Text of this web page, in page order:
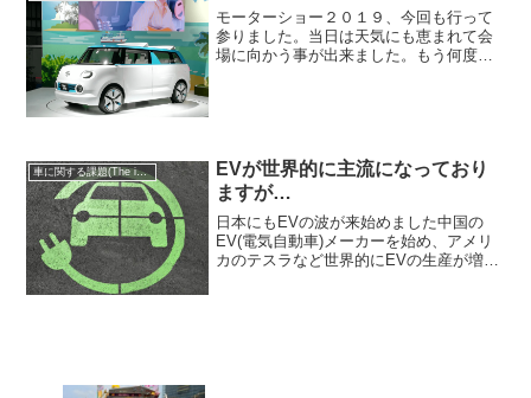
モーターショー２０１９、今回も行って
参りました。当日は天気にも恵まれて会
場に向かう事が出来ました。もう何度と
車に関する課題(The issue of cars)
EVが世界的に主流になっており
ますが…
日本にもEVの波が来始めました中国の
EV(電気自動車)メーカーを始め、アメリ
カのテスラなど世界的にEVの生産が増え